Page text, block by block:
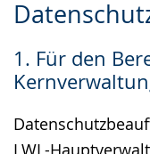
1. Für den
LWL-
Sprache
Unterstützung.
in
Gebärdensprache
wird
angezeigt.